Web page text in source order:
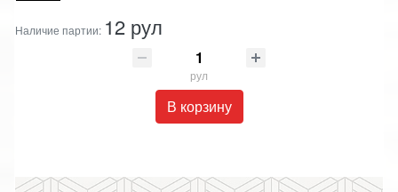
Наличие партии: 12 рул
рул
В корзину